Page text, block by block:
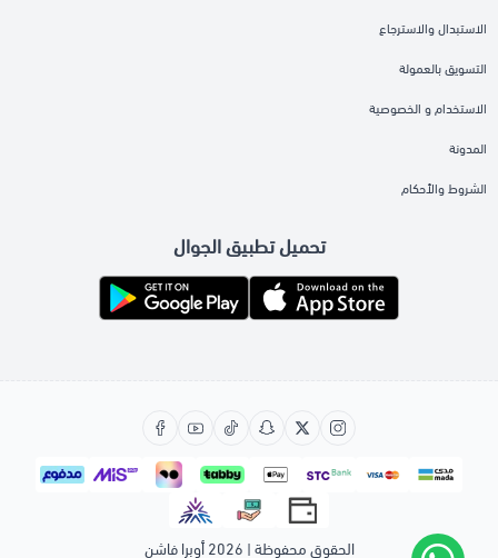
الاستبدال والاسترجاع
التسويق بالعمولة
الاستخدام و الخصوصية
المدونة
الشروط والأحكام
تحميل تطبيق الجوال
الحقوق محفوظة | 2026 أوبرا فاشن